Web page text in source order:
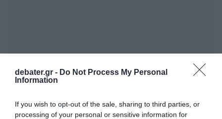
debater.gr - Do Not Process My Personal
Information
If you wish to opt-out of the sale, sharing to third parties, or
processing of your personal or sensitive information for